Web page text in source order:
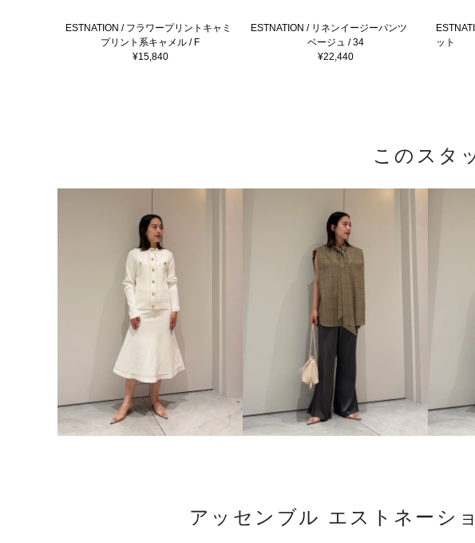
ESTNATION / フラワープリントキャミ
プリント系キャメル / F
¥15,840
ESTNATION / リネンイージーパンツ
ベージュ / 34
¥22,440
ット
このスタ
アッセンブル エストネーシ